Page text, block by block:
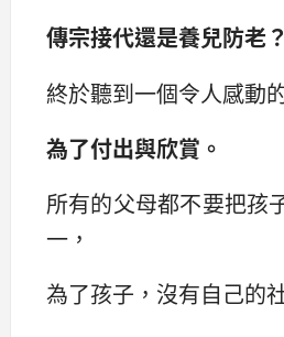
傳宗接代還是養兒防老？
終於聽到一個令人感動
為了付出與欣賞。
所有的父母都不要把孩
一，
為了孩子，沒有自己的